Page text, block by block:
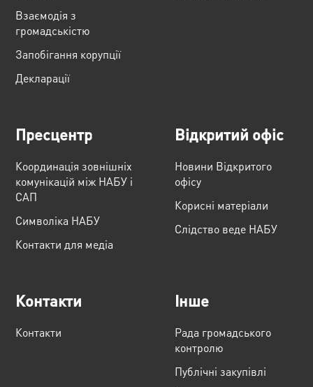
Взаємодія з
громадськістю
Запобігання корупції
Декларації
Пресцентр
Координація зовнішніх
комунікацій між НАБУ і
САП
Cимволіка НАБУ
Контакти для медіа
Відкритий офіс
Новини Відкритого
офісу
Корисні матеріали
Слідство веде НАБУ
Контакти
Контакти
Інше
Рада громадського
контролю
Публічні закупівлі